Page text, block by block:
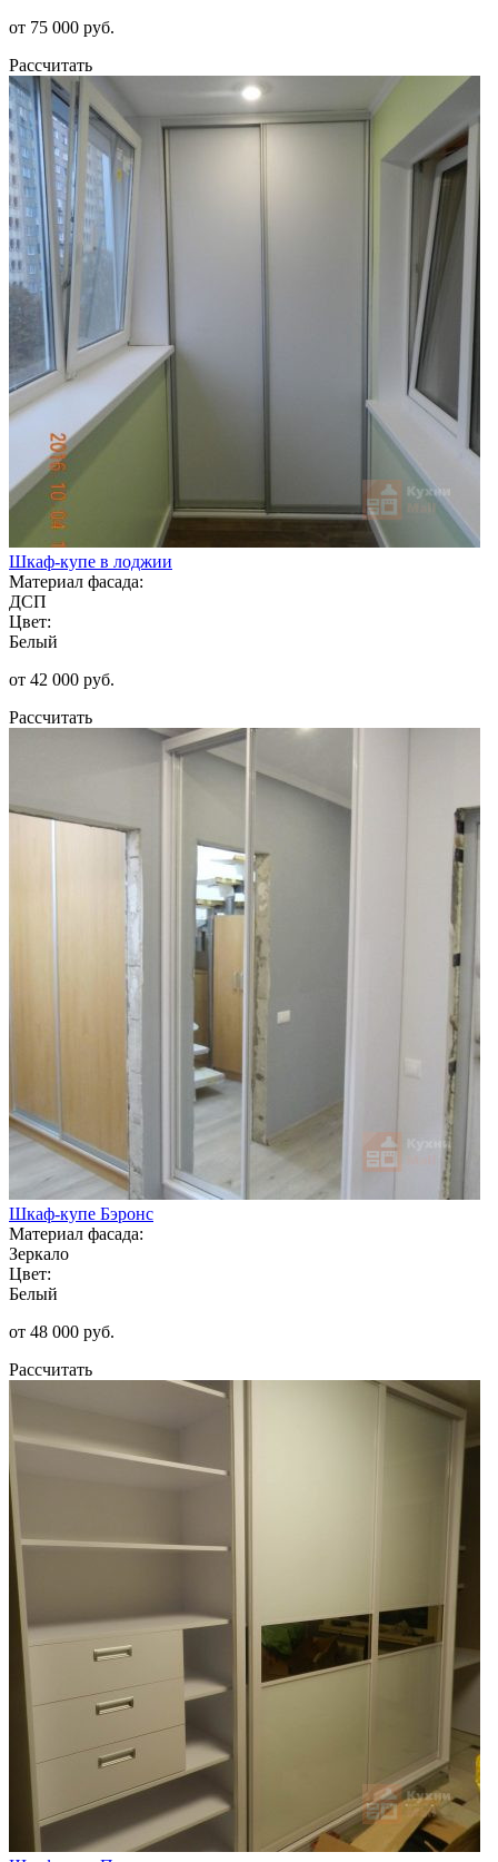
от 75 000 руб.
Рассчитать
Шкаф-купе в лоджии
Материал фасада:
ДСП
Цвет:
Белый
от 42 000 руб.
Рассчитать
Шкаф-купе Бэронс
Материал фасада:
Зеркало
Цвет:
Белый
от 48 000 руб.
Рассчитать